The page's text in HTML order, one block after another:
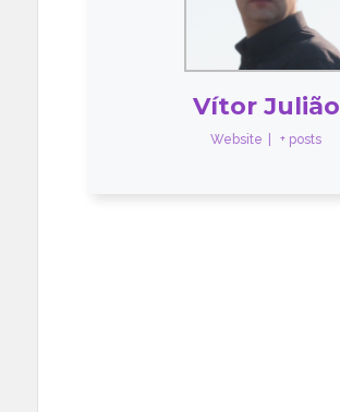
Vítor Julião
Website + posts